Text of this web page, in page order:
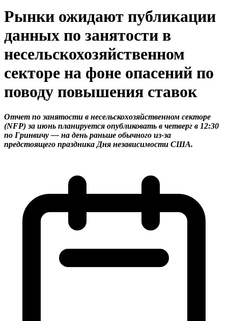
Рынки ожидают публикации
данных по занятости в
несельскохозяйственном
секторе на фоне опасений по
поводу повышения ставок
Отчет по занятости в несельскохозяйственном секторе
(NFP) за июнь планируется опубликовать в четверг в 12:30
по Гринвичу — на день раньше обычного из-за
предстоящего праздника Дня независимости США.